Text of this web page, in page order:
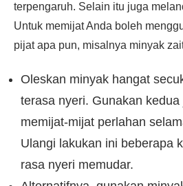
terpengaruh. Selain itu juga
Untuk memijat Anda boleh
pijat apa pun, misalnya minyak
Oleskan minyak hangat
terasa nyeri. Gunakan
memijat-mijat perlahan
Ulangi lakukan ini beberapa
rasa nyeri memudar.